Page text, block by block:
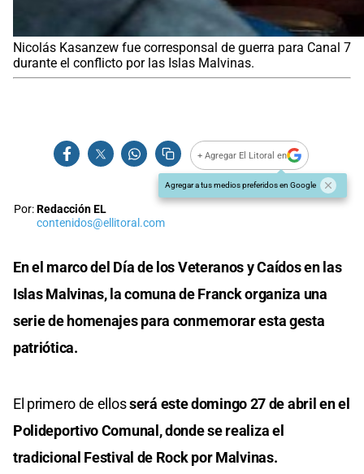
Nicolás Kasanzew fue corresponsal de guerra para Canal 7
durante el conflicto por las Islas Malvinas.
+ Agregar El Litoral en
Agregar a tus medios preferidos en Google
Por:Redacción EL
contenidos@ellitoral.com
En el marco del Día de los Veteranos y Caídos en las
Islas Malvinas, la comuna de Franck organiza una
serie de homenajes para conmemorar esta gesta
patriótica.
El primero de ellosserá este domingo 27 de abril en el
Polideportivo Comunal, donde se realiza el
tradicional Festival de Rock por Malvinas.